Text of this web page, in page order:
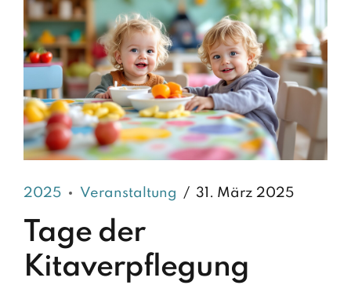
2025 Veranstaltung 31. März 2025
Tage der
Kitaverpflegung